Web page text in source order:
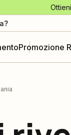
Promozione